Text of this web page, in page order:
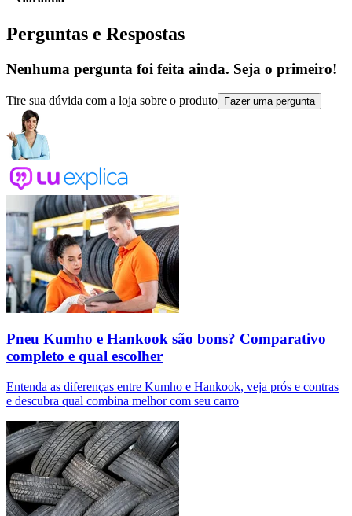
Perguntas e Respostas
Nenhuma pergunta foi feita ainda. Seja o primeiro!
Tire sua dúvida com a loja sobre o produto Fazer uma pergunta
Pneu Kumho e Hankook são bons? Comparativo
completo e qual escolher
Entenda as diferenças entre Kumho e Hankook, veja prós e contras
e descubra qual combina melhor com seu carro